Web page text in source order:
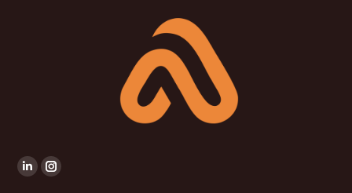
Encuéntranos en:
LinkedinInstagram